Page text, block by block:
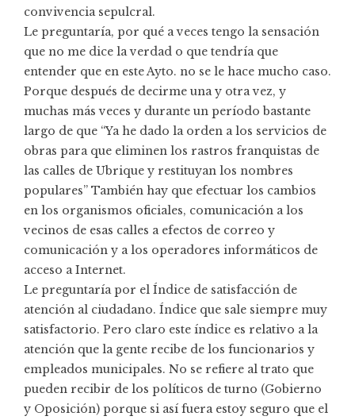
convivencia sepulcral.
Le preguntaría, por qué a veces tengo la sensación
que no me dice la verdad o que tendría que
entender que en este Ayto. no se le hace mucho caso.
Porque después de decirme una y otra vez, y
muchas más veces y durante un período bastante
largo de que “Ya he dado la orden a los servicios de
obras para que eliminen los rastros franquistas de
las calles de Ubrique y restituyan los nombres
populares” También hay que efectuar los cambios
en los organismos oficiales, comunicación a los
vecinos de esas calles a efectos de correo y
comunicación y a los operadores informáticos de
acceso a Internet.
Le preguntaría por el Índice de satisfacción de
atención al ciudadano. Índice que sale siempre muy
satisfactorio. Pero claro este índice es relativo a la
atención que la gente recibe de los funcionarios y
empleados municipales. No se refiere al trato que
pueden recibir de los políticos de turno (Gobierno
y Oposición) porque si así fuera estoy seguro que el